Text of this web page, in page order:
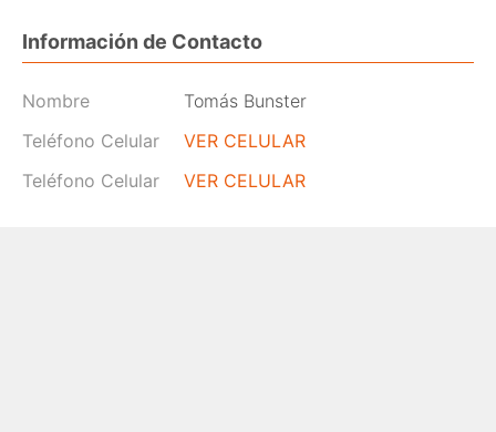
Información de Contacto
Nombre
Tomás Bunster
Teléfono Celular
VER CELULAR
Teléfono Celular
VER CELULAR